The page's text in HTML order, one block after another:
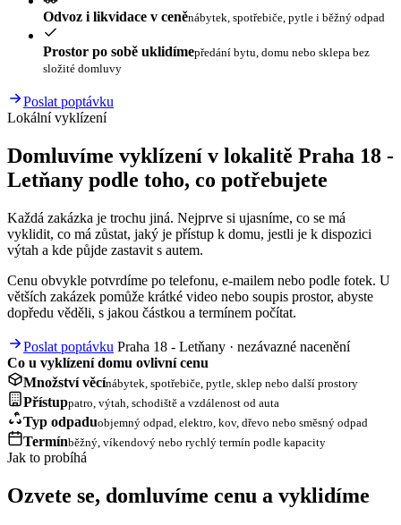
Odvoz i likvidace v ceněnábytek, spotřebiče, pytle i běžný odpad
Prostor po sobě uklidímepředání bytu, domu nebo sklepa bez
složité domluvy
Poslat poptávku
Lokální vyklízení
Domluvíme vyklízení v lokalitě Praha 18 -
Letňany podle toho, co potřebujete
Každá zakázka je trochu jiná. Nejprve si ujasníme, co se má
vyklidit, co má zůstat, jaký je přístup k domu, jestli je k dispozici
výtah a kde půjde zastavit s autem.
Cenu obvykle potvrdíme po telefonu, e-mailem nebo podle fotek. U
větších zakázek pomůže krátké video nebo soupis prostor, abyste
dopředu věděli, s jakou částkou a termínem počítat.
Poslat poptávku Praha 18 - Letňany · nezávazné nacenění
Co u vyklízení domu ovlivní cenu
Množství věcínábytek, spotřebiče, pytle, sklep nebo další prostory
Přístuppatro, výtah, schodiště a vzdálenost od auta
Typ odpaduobjemný odpad, elektro, kov, dřevo nebo směsný odpad
Termínběžný, víkendový nebo rychlý termín podle kapacity
Jak to probíhá
Ozvete se, domluvíme cenu a vyklidíme